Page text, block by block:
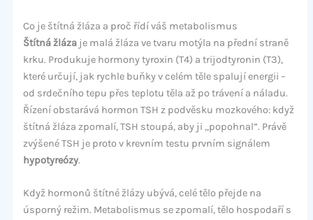
Co je štítná žláza a proč řídí váš metabolismus
Štítná žlázaje malá žláza ve tvaru motýla na přední straně
krku. Produkuje hormony tyroxin (T4) a trijodtyronin (T3),
které určují, jak rychle buňky v celém těle spalují energii –
od srdečního tepu přes teplotu těla až po trávení a náladu.
Řízení obstarává hormon TSH z podvěsku mozkového: když
štítná žláza zpomalí, TSH stoupá, aby ji „popohnal”. Právě
zvýšené TSH je proto v krevním testu prvním signálem
hypotyreózy.
Když hormonů štítné žlázy ubývá, celé tělo přejde na
úsporný režim. Metabolismus se zpomalí, tělo hospodaří s